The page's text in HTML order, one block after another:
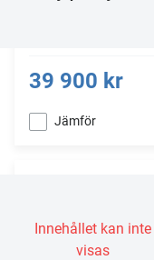
39 900 kr
Jämför
Innehållet kan inte
visas